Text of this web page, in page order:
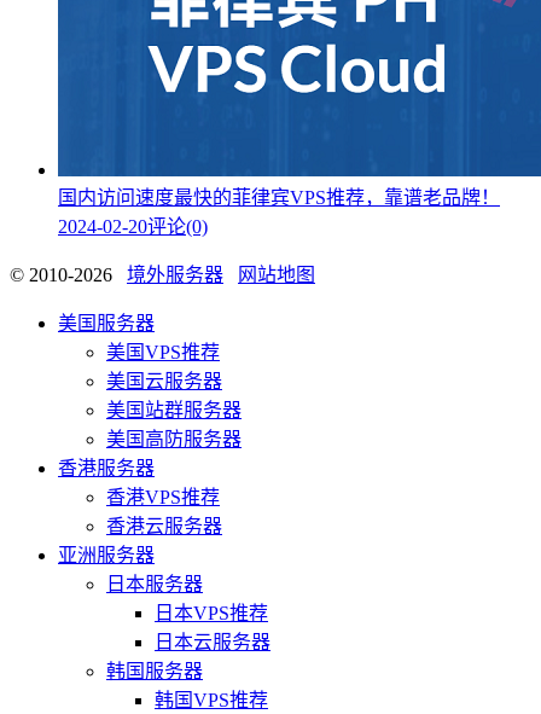
国内访问速度最快的菲律宾VPS推荐，靠谱老品牌！
2024-02-20评论(0)
© 2010-2026 境外服务器 网站地图
美国服务器
美国VPS推荐
美国云服务器
美国站群服务器
美国高防服务器
香港服务器
香港VPS推荐
香港云服务器
亚洲服务器
日本服务器
日本VPS推荐
日本云服务器
韩国服务器
韩国VPS推荐